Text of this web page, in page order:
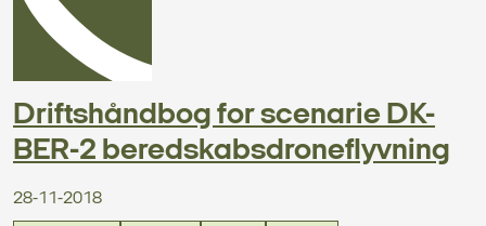
Driftshåndbog for scenarie DK-
BER-2 beredskabsdroneflyvning
28-11-2018